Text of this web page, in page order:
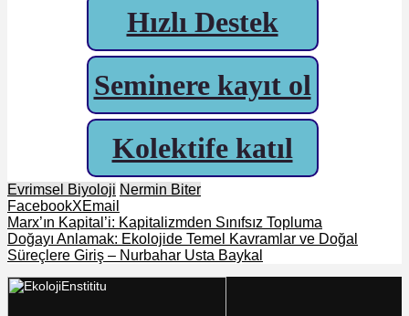
Hızlı Destek
Seminere kayıt ol
Kolektife katıl
Evrimsel Biyoloji Nermin Biter
FacebookXEmail
Marx’ın Kapital’i: Kapitalizmden Sınıfsız Topluma
Doğayı Anlamak: Ekolojide Temel Kavramlar ve Doğal
Süreçlere Giriş – Nurbahar Usta Baykal